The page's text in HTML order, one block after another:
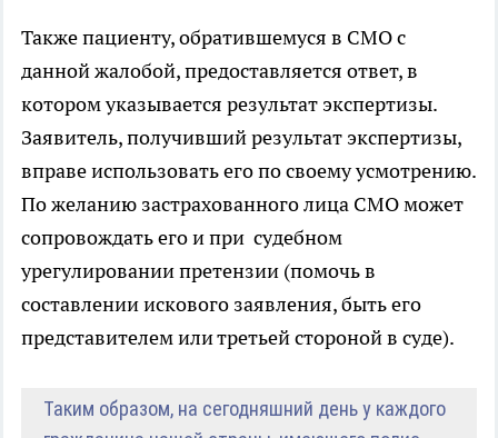
Также пациенту, обратившемуся в СМО с
данной жалобой, предоставляется ответ, в
котором указывается результат экспертизы.
Заявитель, получивший результат экспертизы,
вправе использовать его по своему усмотрению.
По желанию застрахованного лица СМО может
сопровождать его и при судебном
урегулировании претензии (помочь в
составлении искового заявления, быть его
представителем или третьей стороной в суде).
Таким образом, на сегодняшний день у каждого